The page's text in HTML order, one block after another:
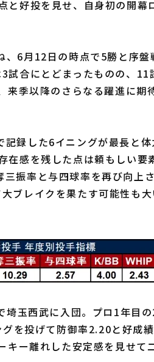
好投を見せ、自身初の開幕
6月12日の時点で5勝と序盤
試合にとどまったものの、11
季以降のさらなる躍進に期
録した6イニングが最長と
感を残した点は頼もしい要
振率と与四球率を再び向上
ブレイクを果たす可能性も大
埼玉西武に入団。プロ1年目
を投げて防御率2.20と好成
ー離れした安定感を見せて